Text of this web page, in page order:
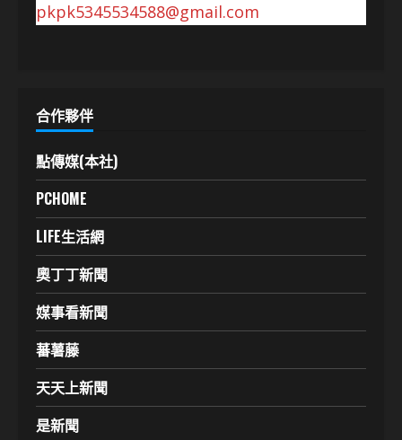
pkpk5345534588@gmail.com
合作夥伴
點傳媒(本社)
PCHOME
LIFE生活網
奧丁丁新聞
媒事看新聞
蕃薯藤
天天上新聞
是新聞